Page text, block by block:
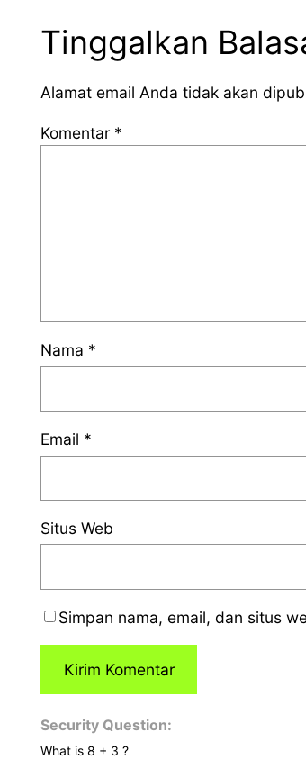
Tinggalkan
Alamat email Anda tidak akan
Komentar *
Nama *
Email *
Situs Web
Simpan nama, email, dan situs
Security Question:
What is 8 + 3 ?